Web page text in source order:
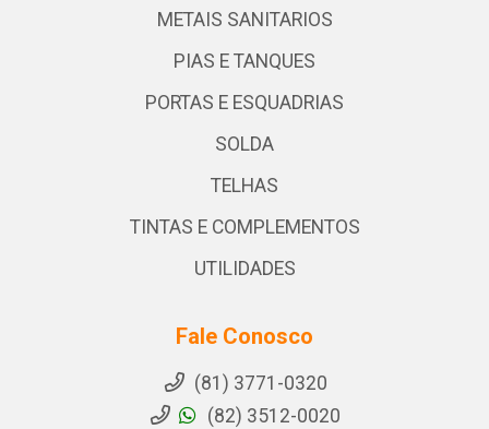
METAIS SANITARIOS
PIAS E TANQUES
PORTAS E ESQUADRIAS
SOLDA
TELHAS
TINTAS E COMPLEMENTOS
UTILIDADES
Fale Conosco
(81) 3771-0320
(82) 3512-0020